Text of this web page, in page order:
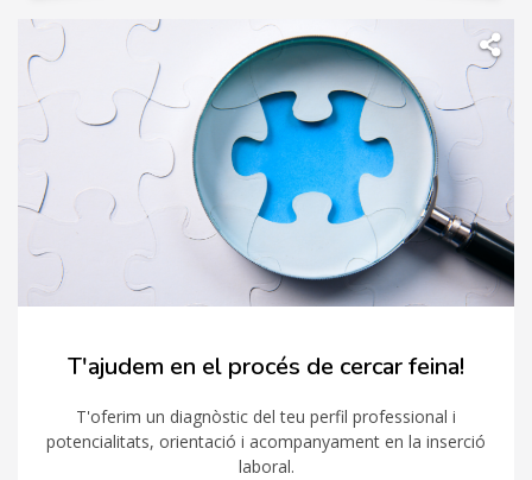
T'ajudem en el procés de cercar feina!
T'oferim un diagnòstic del teu perfil professional i
potencialitats, orientació i acompanyament en la inserció
laboral.